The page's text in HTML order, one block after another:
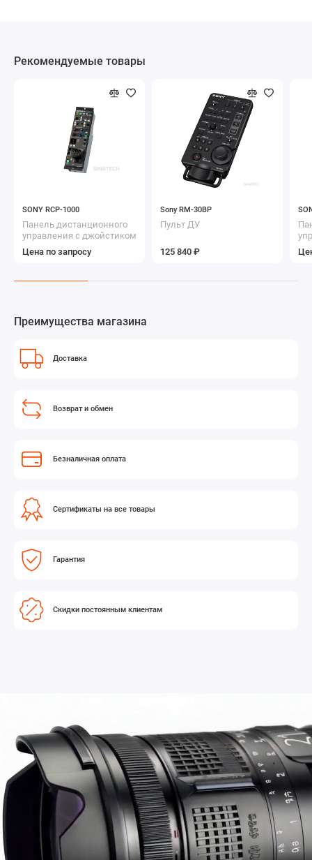
Рекомендуемые товары
SONY RCP-1000
Панель дистанционного
управления с джойстиком
для камер серий HDC/HSC
Цена по запросу
Sony RM-30BP
Пульт ДУ
125 840 ₽
Преимущества магазина
Доставка
Возврат и обмен
Безналичная оплата
Сертификаты на все товары
Гарантия
Скидки постоянным клиентам